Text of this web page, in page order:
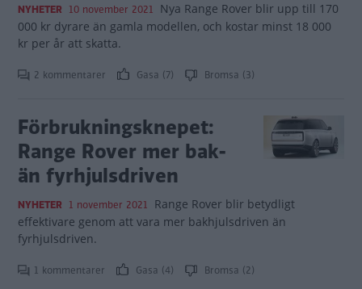
NYHETER 10 november 2021 Nya Range Rover blir upp till 170
000 kr dyrare än gamla modellen, och kostar minst 18 000
kr per år att skatta.
2 kommentarer Gasa (7) Bromsa (3)
Förbrukningsknepet:
Range Rover mer bak-
än fyrhjulsdriven
NYHETER 1 november 2021 Range Rover blir betydligt
effektivare genom att vara mer bakhjulsdriven än
fyrhjulsdriven.
1 kommentarer Gasa (4) Bromsa (2)